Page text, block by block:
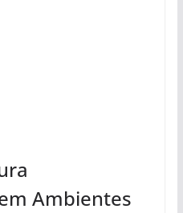
Ambientes